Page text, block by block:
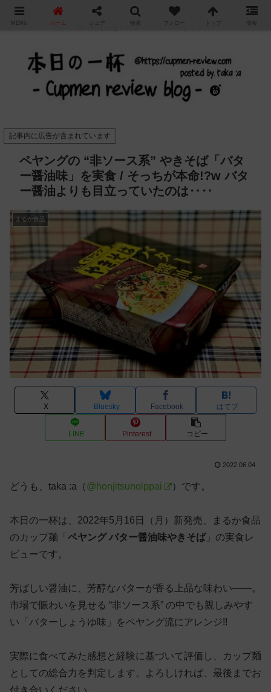
カップ麺の新商品をレビュー / アレンジするブログ
記事内に広告が含まれています
ペヤングの “非ソース系” やきそば「バタ
ー醤油味」を実食 / そっちが本命!?w バタ
ー醤油よりも目立っていたのは‥‥
まるか食品
X Bluesky Facebook はてブ
LINE Pinterest コピー
2022.06.04
どうも、taka :a（ @honjitsunoippai ）です。
本日の一杯は、2022年5月16日（月）新発売、まるか食品
のカップ麺「 ペヤング バター醤油味やきそば」の実食レ
ビューです。
芳ばしい醤油に、芳醇なバターが香る上品な味わい——。
市場で賑わいを見せる “非ソース系” の中でも親しみやす
い「バターしょうゆ味」をペヤング流にアレンジ!!
実際に食べてみた感想と経験に基づいて評価し、カップ麺
としての総合力を判定します。よろしければ、最後までお
付き合いください。
MENU ホーム シェア 検索 フォロー トップ 情報